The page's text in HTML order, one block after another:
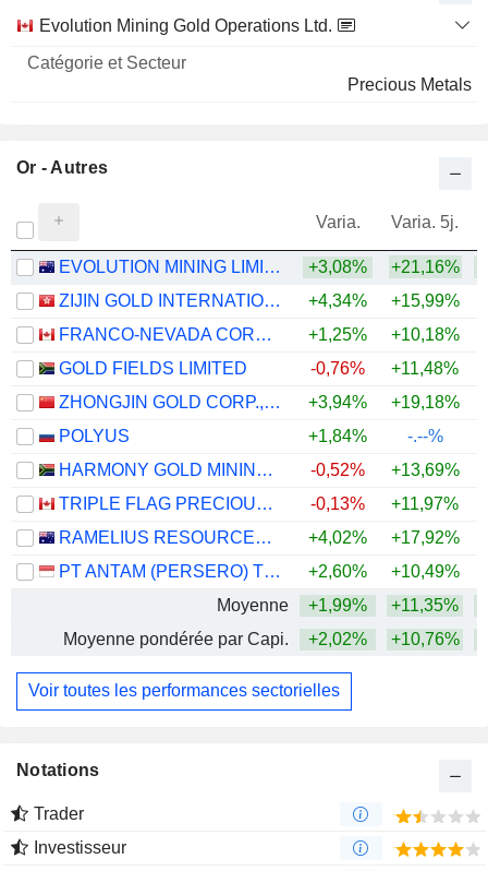
Nom
Catégorie
Secteur
Evolution Mining Gold Operations Ltd.
Precious Metals
Or - Autres
Varia. Varia. 5j.
EVOLUTION MINING LIMITED +3,08% +21,16%
ZIJIN GOLD INTERNATIONAL COMPANY LIMITED
+4,34%
+15,99%
FRANCO-NEVADA CORPORATION
+1,25% +10,18%
GOLD FIELDS LIMITED
-0,76% +11,48%
ZHONGJIN GOLD CORP.,LTD
+3,94% +19,18%
POLYUS
+1,84%
-.--%
HARMONY GOLD MINING COMPANY LIMITED
-0,52% +13,69%
TRIPLE FLAG PRECIOUS METALS CORP.
-0,13% +11,97%
RAMELIUS RESOURCES LIMITED
+4,02% +17,92%
PT ANTAM (PERSERO) TBK
+2,60% +10,49%
Moyenne
+1,99% +11,35%
Moyenne pondérée par Capi.
+2,02% +10,76%
Voir toutes les performances sectorielles
Notations
Trader
Investisseur